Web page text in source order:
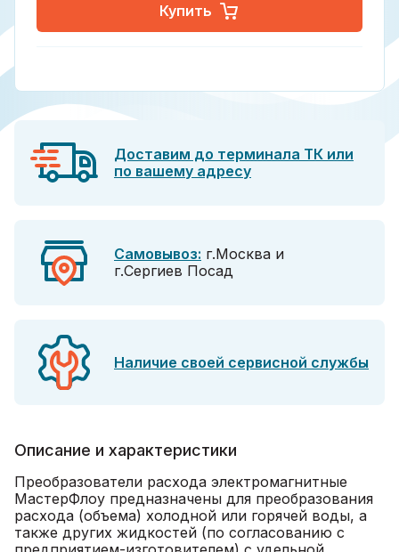
Купить
Доставим до терминала ТК или
по вашему адресу
Самовывоз: г.Москва и
г.Сергиев Посад
Наличие своей сервисной службы
Описание и характеристики
Преобразователи расхода электромагнитные
МастерФлоу предназначены для преобразования
расхода (объема) холодной или горячей воды, а
также других жидкостей (по согласованию с